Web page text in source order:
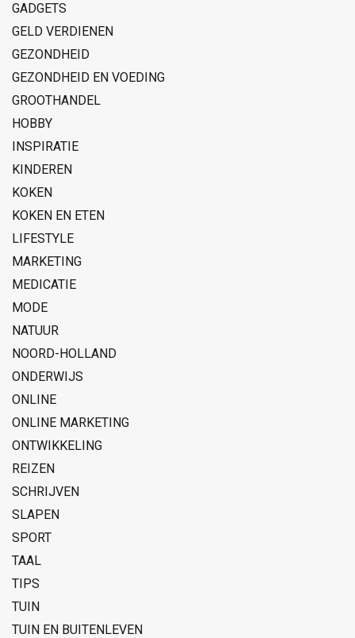
GADGETS
GELD VERDIENEN
GEZONDHEID
GEZONDHEID EN VOEDING
GROOTHANDEL
HOBBY
INSPIRATIE
KINDEREN
KOKEN
KOKEN EN ETEN
LIFESTYLE
MARKETING
MEDICATIE
MODE
NATUUR
NOORD-HOLLAND
ONDERWIJS
ONLINE
ONLINE MARKETING
ONTWIKKELING
REIZEN
SCHRIJVEN
SLAPEN
SPORT
TAAL
TIPS
TUIN
TUIN EN BUITENLEVEN